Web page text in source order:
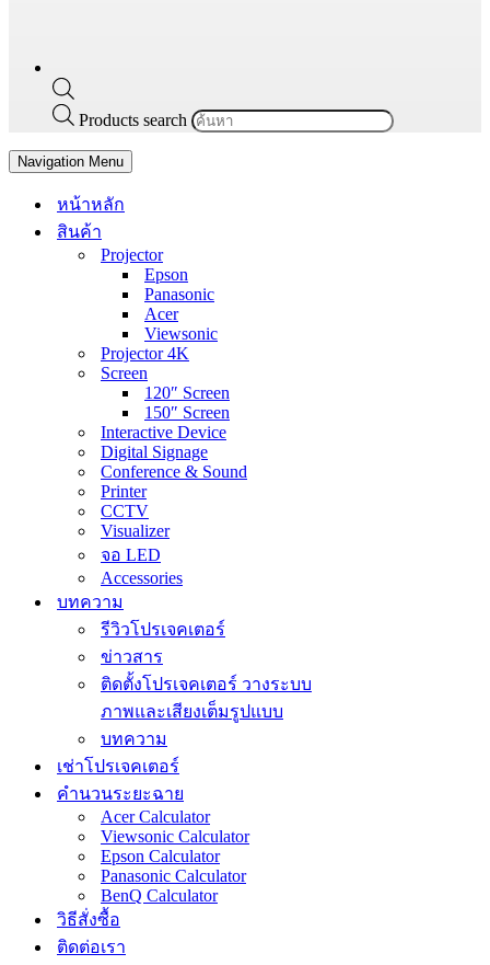
Products search
Navigation Menu
หน้าหลัก
สินค้า
Projector
Epson
Panasonic
Acer
Viewsonic
Projector 4K
Screen
120″ Screen
150″ Screen
Interactive Device
Digital Signage
Conference & Sound
Printer
CCTV
Visualizer
จอ LED
Accessories
บทความ
รีวิวโปรเจคเตอร์
ข่าวสาร
ติดตั้งโปรเจคเตอร์ วางระบบ
ภาพและเสียงเต็มรูปแบบ
บทความ
เช่าโปรเจคเตอร์
คำนวนระยะฉาย
Acer Calculator
Viewsonic Calculator
Epson Calculator
Panasonic Calculator
BenQ Calculator
วิธีสั่งซื้อ
ติดต่อเรา